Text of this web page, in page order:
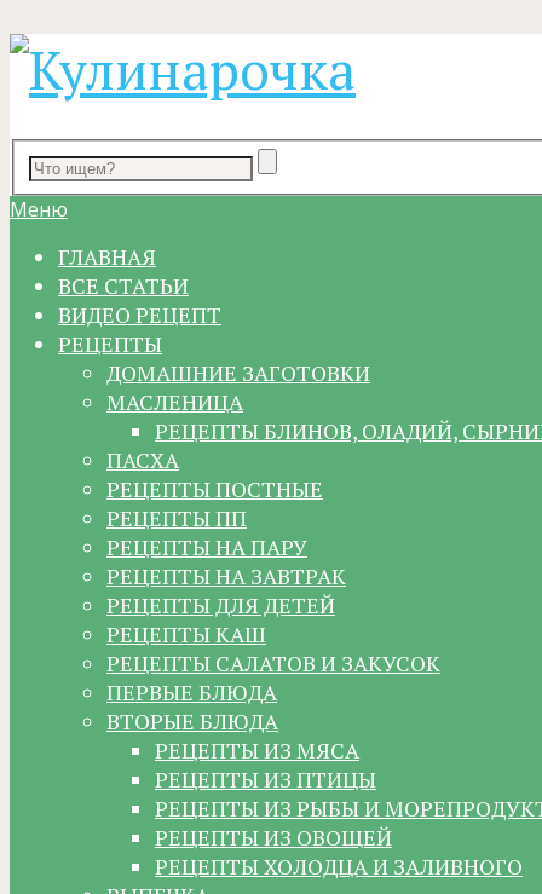
Меню
ГЛАВНАЯ
ВСЕ СТАТЬИ
ВИДЕО РЕЦЕПТ
РЕЦЕПТЫ
ДОМАШНИЕ ЗАГОТОВКИ
МАСЛЕНИЦА
РЕЦЕПТЫ БЛИНОВ, ОЛАДИЙ,
ПАСХА
РЕЦЕПТЫ ПОСТНЫЕ
РЕЦЕПТЫ ПП
РЕЦЕПТЫ НА ПАРУ
РЕЦЕПТЫ НА ЗАВТРАК
РЕЦЕПТЫ ДЛЯ ДЕТЕЙ
РЕЦЕПТЫ КАШ
РЕЦЕПТЫ САЛАТОВ И ЗАКУСОК
ПЕРВЫЕ БЛЮДА
ВТОРЫЕ БЛЮДА
РЕЦЕПТЫ ИЗ МЯСА
РЕЦЕПТЫ ИЗ ПТИЦЫ
РЕЦЕПТЫ ИЗ РЫБЫ И
РЕЦЕПТЫ ИЗ ОВОЩЕЙ
РЕЦЕПТЫ ХОЛОДЦА И ЗАЛИВНОГО